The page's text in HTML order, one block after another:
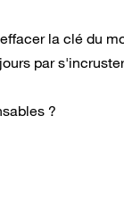
la clé du
par
?